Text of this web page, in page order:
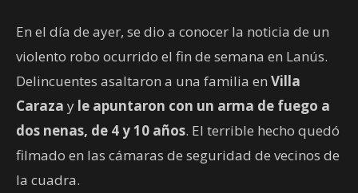
En el día de ayer, se dio a conocer la noticia de un
violento robo ocurrido el fin de semana en Lanús.
Delincuentes asaltaron a una familia en Villa
Caraza y le apuntaron con un arma de fuego a
dos nenas, de 4 y 10 años. El terrible hecho quedó
filmado en las cámaras de seguridad de vecinos de
la cuadra.